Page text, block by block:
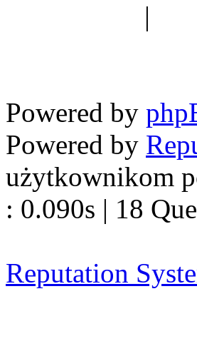
|
Powered by
Powered by
użytkownikom
: 0.090s | 18
Reputation